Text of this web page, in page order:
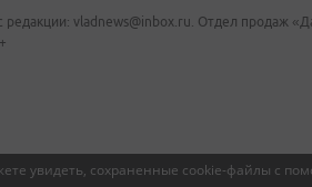
увидеть, сохраненные cookie-файлы с
редакции: vladnews@inbox.ru. Отдел продаж